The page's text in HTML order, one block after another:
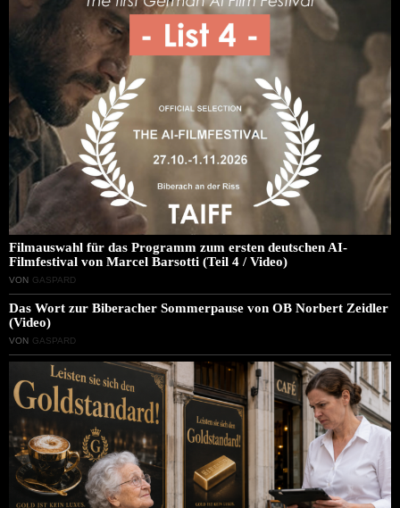
Filmauswahl für das Programm zum ersten deutschen AI-
Filmfestival von Marcel Barsotti (Teil 4 / Video)
VON GASPARD
Das Wort zur Biberacher Sommerpause von OB Norbert Zeidler
(Video)
VON GASPARD